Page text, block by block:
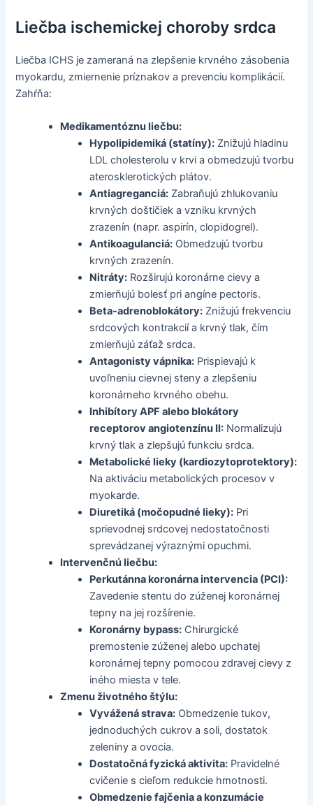
Liečba ischemickej choroby srdca
Liečba ICHS je zameraná na zlepšenie krvného zásobenia
myokardu, zmiernenie príznakov a prevenciu komplikácií.
Zahŕňa:
Medikamentóznu liečbu:
Hypolipidemiká (statíny): Znižujú hladinu
LDL cholesterolu v krvi a obmedzujú tvorbu
aterosklerotických plátov.
Antiagreganciá: Zabraňujú zhlukovaniu
krvných doštičiek a vzniku krvných
zrazenín (napr. aspirín, clopidogrel).
Antikoagulanciá: Obmedzujú tvorbu
krvných zrazenín.
Nitráty: Rozširujú koronárne cievy a
zmierňujú bolesť pri angíne pectoris.
Beta-adrenoblokátory: Znižujú frekvenciu
srdcových kontrakcií a krvný tlak, čím
zmierňujú záťaž srdca.
Antagonisty vápnika: Prispievajú k
uvoľneniu cievnej steny a zlepšeniu
koronárneho krvného obehu.
Inhibítory APF alebo blokátory
receptorov angiotenzínu II: Normalizujú
krvný tlak a zlepšujú funkciu srdca.
Metabolické lieky (kardiozytoprotektory):
Na aktiváciu metabolických procesov v
myokarde.
Diuretiká (močopudné lieky): Pri
sprievodnej srdcovej nedostatočnosti
sprevádzanej výraznými opuchmi.
Intervenčnú liečbu:
Perkutánna koronárna intervencia (PCI):
Zavedenie stentu do zúženej koronárnej
tepny na jej rozšírenie.
Koronárny bypass: Chirurgické
premostenie zúženej alebo upchatej
koronárnej tepny pomocou zdravej cievy z
iného miesta v tele.
Zmenu životného štýlu:
Vyvážená strava: Obmedzenie tukov,
jednoduchých cukrov a soli, dostatok
zeleniny a ovocia.
Dostatočná fyzická aktivita: Pravidelné
cvičenie s cieľom redukcie hmotnosti.
Obmedzenie fajčenia a konzumácie